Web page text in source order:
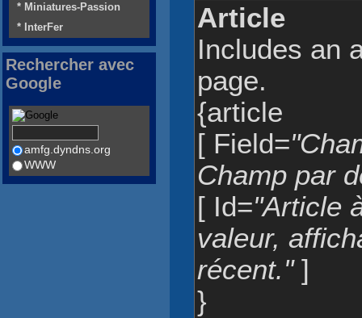
Article
Includes an
page.
{article
[ Field=
Champ par
[ Id="Article
valeur,
récent."]
}
* Miniatures-Passion
* InterFer
Rechercher avec
Google
amfg.dyndns.org
WWW